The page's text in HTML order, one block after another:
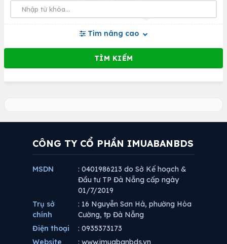
Tìm nâng cao
CÔNG TY CỔ PHẦN IMUABANBDS
MSDN
: 0401986213 do Sở Kế hoạch &
Đầu tư TP Đà Nẵng cấp ngày
01/7/2019
Trụ sở
chính
: 16 Nguyễn Sơn Hà, phường Hòa
Cường, tp Đà Nẵng
Điện thoại
: 0935373173
Website
: www.imuabanbds.vn